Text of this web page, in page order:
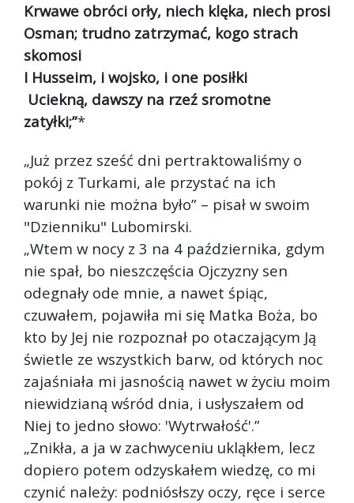
Krwawe obróci orły, niech klęka, niech prosi
Osman; trudno zatrzymać, kogo strach
skomosi
I Husseim, i wojsko, i one posiłki
Uciekną, dawszy na rzeź sromotne
zatyłki;”*
„Już przez sześć dni pertraktowaliśmy o
pokój z Turkami, ale przystać na ich
warunki nie można było” – pisał w swoim
"Dzienniku" Lubomirski.
„Wtem w nocy z 3 na 4 października, gdym
nie spał, bo nieszczęścia Ojczyzny sen
odegnały ode mnie, a nawet śpiąc,
czuwałem, pojawiła mi się Matka Boża, bo
kto by Jej nie rozpoznał po otaczającym Ją
świetle ze wszystkich barw, od których noc
zajaśniała mi jasnością nawet w życiu moim
niewidzianą wśród dnia, i usłyszałem od
Niej to jedno słowo: 'Wytrwałość'.”
„Znikła, a ja w zachwyceniu ukląkłem, lecz
dopiero potem odzyskałem wiedzę, co mi
czynić należy: podniósłszy oczy, ręce i serce